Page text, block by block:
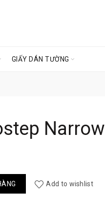
GIẤY DÁN TƯỜNG
số lượng
Add to wishlist